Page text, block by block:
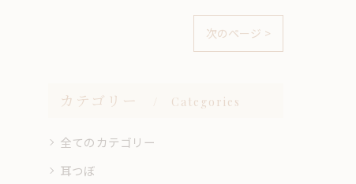
次のページ >
カテゴリー Categories
全てのカテゴリー
耳つぼ